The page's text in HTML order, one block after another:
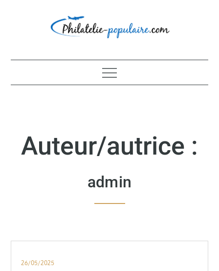
Philatélie populaire
Auteur/autrice :
admin
Posted
26/05/2025